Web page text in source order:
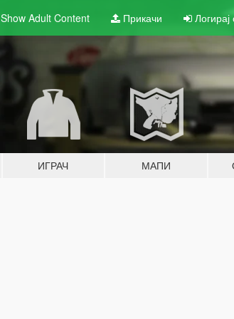
Show Adult Content Прикачи Логирај
ИГРАЧ МАПИ